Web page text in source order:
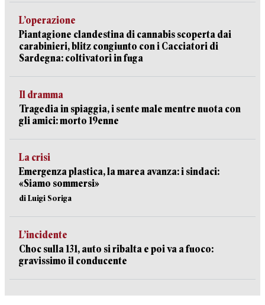
L’operazione
Piantagione clandestina di cannabis scoperta dai
carabinieri, blitz congiunto con i Cacciatori di
Sardegna: coltivatori in fuga
Il dramma
Tragedia in spiaggia, i sente male mentre nuota con
gli amici: morto 19enne
La crisi
Emergenza plastica, la marea avanza: i sindaci:
«Siamo sommersi»
di Luigi Soriga
L’incidente
Choc sulla 131, auto si ribalta e poi va a fuoco:
gravissimo il conducente